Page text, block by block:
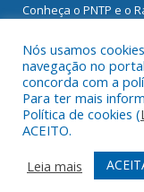
Conheça o PNTP e o
Todos os
Mapa do Site
Acessar Webmail
Nós usamos
navegação no
concorda com a
Para ter mais
Política de cookies (
ACEITO.
Leia mais